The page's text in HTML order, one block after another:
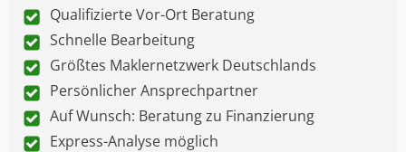
Qualifizierte Vor-Ort Beratung
Schnelle Bearbeitung
Größtes Maklernetzwerk Deutschlands
Persönlicher Ansprechpartner
Auf Wunsch: Beratung zu Finanzierung
Express-Analyse möglich